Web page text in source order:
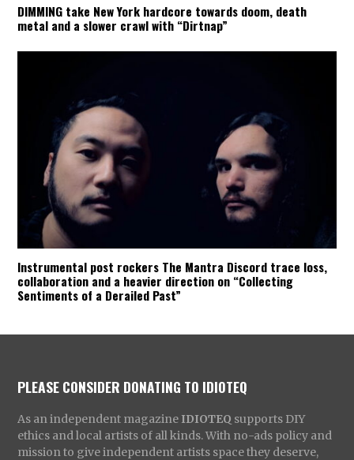
DIMMING take New York hardcore towards doom, death
metal and a slower crawl with “Dirtnap”
Instrumental post rockers The Mantra Discord trace loss,
collaboration and a heavier direction on “Collecting
Sentiments of a Derailed Past”
PLEASE CONSIDER DONATING TO IDIOTEQ
As an independent magazine IDIOTEQ supports DIY
ethics and local artists of all kinds. With no-ads policy and
mission to give independent artists space they deserve,